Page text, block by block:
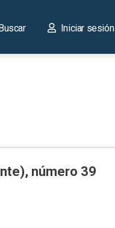
Buscar Iniciar sesión
número 39